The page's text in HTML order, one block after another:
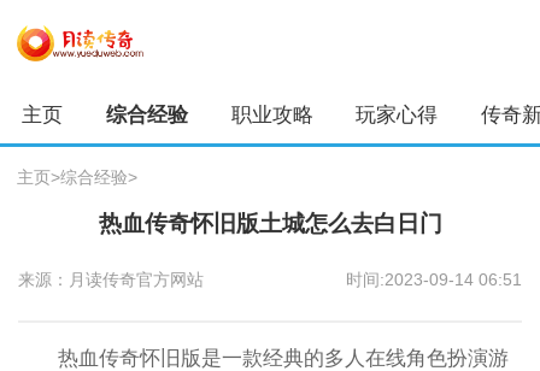
主页 综合经验 职业攻略 玩家心得 传奇
主页>综合经验>
热血传奇怀旧版土城怎么去白日门
来源：月读传奇官方网站 时间:2023-09-14 06:51
热血传奇怀旧版是一款经典的多人在线角色扮演游